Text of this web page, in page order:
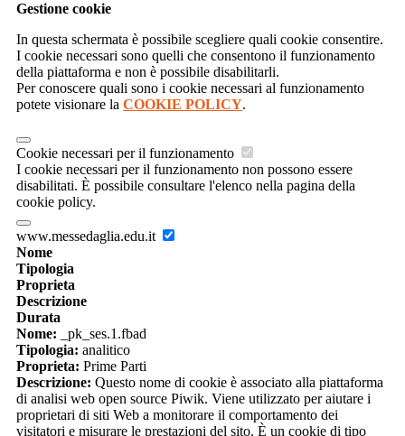
Gestione cookie
In questa schermata è possibile scegliere quali cookie consentire.
I cookie necessari sono quelli che consentono il funzionamento
della piattaforma e non è possibile disabilitarli.
Per conoscere quali sono i cookie necessari al funzionamento
potete visionare la COOKIE POLICY.
Cookie necessari per il funzionamento
I cookie necessari per il funzionamento non possono essere
disabilitati. È possibile consultare l'elenco nella pagina della
cookie policy.
www.messedaglia.edu.it
Nome
Tipologia
Proprieta
Descrizione
Durata
Nome: _pk_ses.1.fbad
Tipologia: analitico
Proprieta: Prime Parti
Descrizione: Questo nome di cookie è associato alla piattaforma
di analisi web open source Piwik. Viene utilizzato per aiutare i
proprietari di siti Web a monitorare il comportamento dei
visitatori e misurare le prestazioni del sito. È un cookie di tipo